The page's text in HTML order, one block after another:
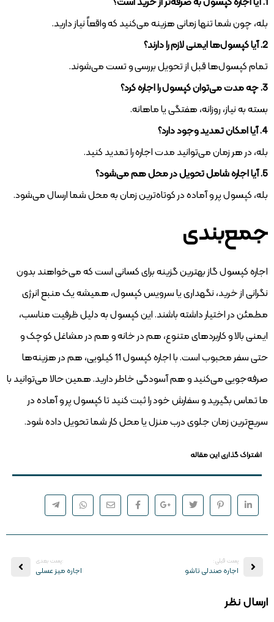
بله، چون شما تنها زمانی هزینه می‌کنید که واقعاً نیاز دارید.
2. آیا کپسول‌ها ایمنی لازم را دارند؟
تمام کپسول‌ها قبل از تحویل بررسی و تست می‌شوند.
3. چه مدت می‌توان کپسول را اجاره کرد؟
بسته به نیاز، روزانه، هفتگی یا ماهانه.
4. آیا امکان تمدید وجود دارد؟
بله، در هر زمان می‌توانید مدت اجاره را تمدید کنید.
5. آیا اجاره شامل تحویل در محل هم می‌شود؟
بله، کپسول پر و آماده در کوتاه‌ترین زمان به محل شما ارسال می‌شود.
جمع‌بندی
اجاره کپسول گاز بهترین گزینه برای کسانی است که می‌خواهند بدون
نگرانی از خرید، نگهداری یا سرویس کپسول، همیشه یک منبع انرژی
مطمئن در اختیار داشته باشند. این کپسول به دلیل ظرفیت مناسب،
ایمنی بالا و کاربردهای متنوع، هم در خانه و هم در مشاغل کوچک و
حتی سفر محبوب است. با اجاره کپسول 11 کیلویی، هم در هزینه‌ها
صرفه‌جویی می‌کنید و هم آسودگی خاطر دارید. همین حالا می‌توانید با
ما تماس بگیرید و سفارش خود را ثبت کنید تا کپسول پر و آماده در
سریع‌ترین زمان جلوی درب منزل یا محل کار شما تحویل داده شود.
اشتراک گذاری این مقاله
پست قبلی:
اجاره صندلی تاشو
:پست بعدی
اجاره میز عسلی
ارسال نظر